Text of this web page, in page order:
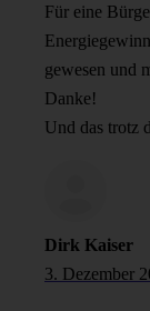
Für eine
gewesen und
Danke!
Und das trotz
Dirk Kaiser
3. Dezember